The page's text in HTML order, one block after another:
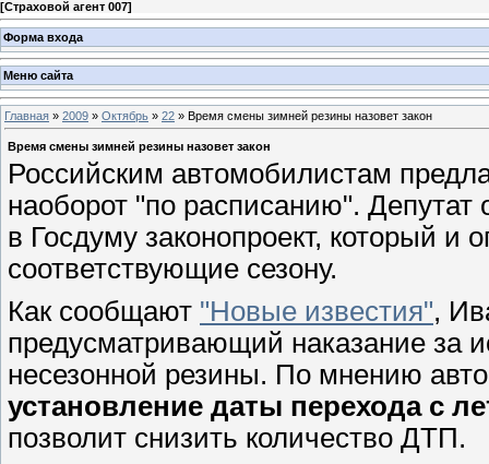
[Страховой агент 007]
Форма входа
Меню сайта
Главная » 2009 » Октябрь » 22 » Время смены зимней резины назовет закон
Время смены зимней резины назовет закон
Российским автомобилистам
наоборот "по расписанию".
в Госдуму законопроект, который и
соответствующие сезону.
Как сообщают "Новые известия",
предусматривающий наказание за
несезонной резины. По мнению
установление даты перехода с
позволит снизить количество ДТП.